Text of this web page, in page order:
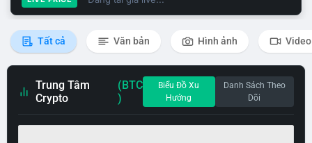
Tất cả Văn bản Hình ảnh Video
Trung Tâm
Crypto
(BTC
)
Biểu Đồ Xu
Hướng
Danh Sách Theo
Dõi